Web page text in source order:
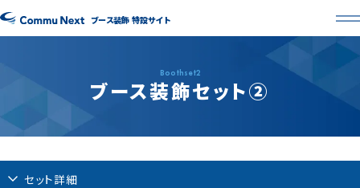
ブース装飾 特設サイト
ブース装飾セット②
Boothset2
セット詳細